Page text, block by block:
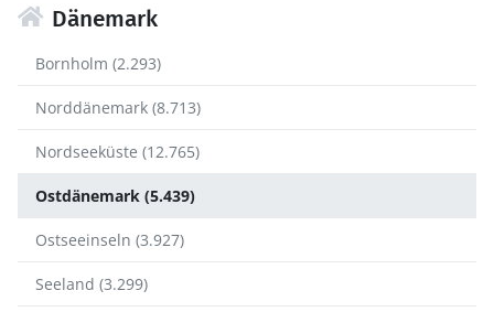
Dänemark
Bornholm (2.293)
Norddänemark (8.713)
Nordseeküste (12.765)
Ostdänemark (5.439)
Ostseeinseln (3.927)
Seeland (3.299)